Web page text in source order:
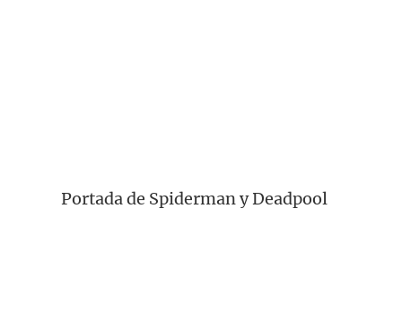
Portada de Spiderman y Deadpool